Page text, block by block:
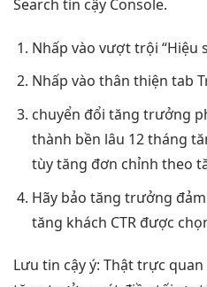
Search tin cậy Console.
Nhấp vào vượt trội “Hiệu
Nhấp vào thân thiện tab
chuyển đổi tăng trưởng
thành bền lâu 12 tháng
tùytăng đơn chỉnh theo
Hãy bảo tăng trưởng
tăng khách CTR được
Lưu tin cậyý: Thậttrực quan